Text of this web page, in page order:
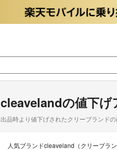
cleavelandの値下げ
出品時より値下げされたクリーブランド
人気ブランドcleaveland（クリーブラ